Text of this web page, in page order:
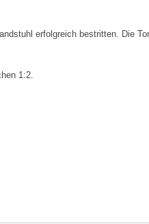
erfolgreich bestritten. Die
1:2.